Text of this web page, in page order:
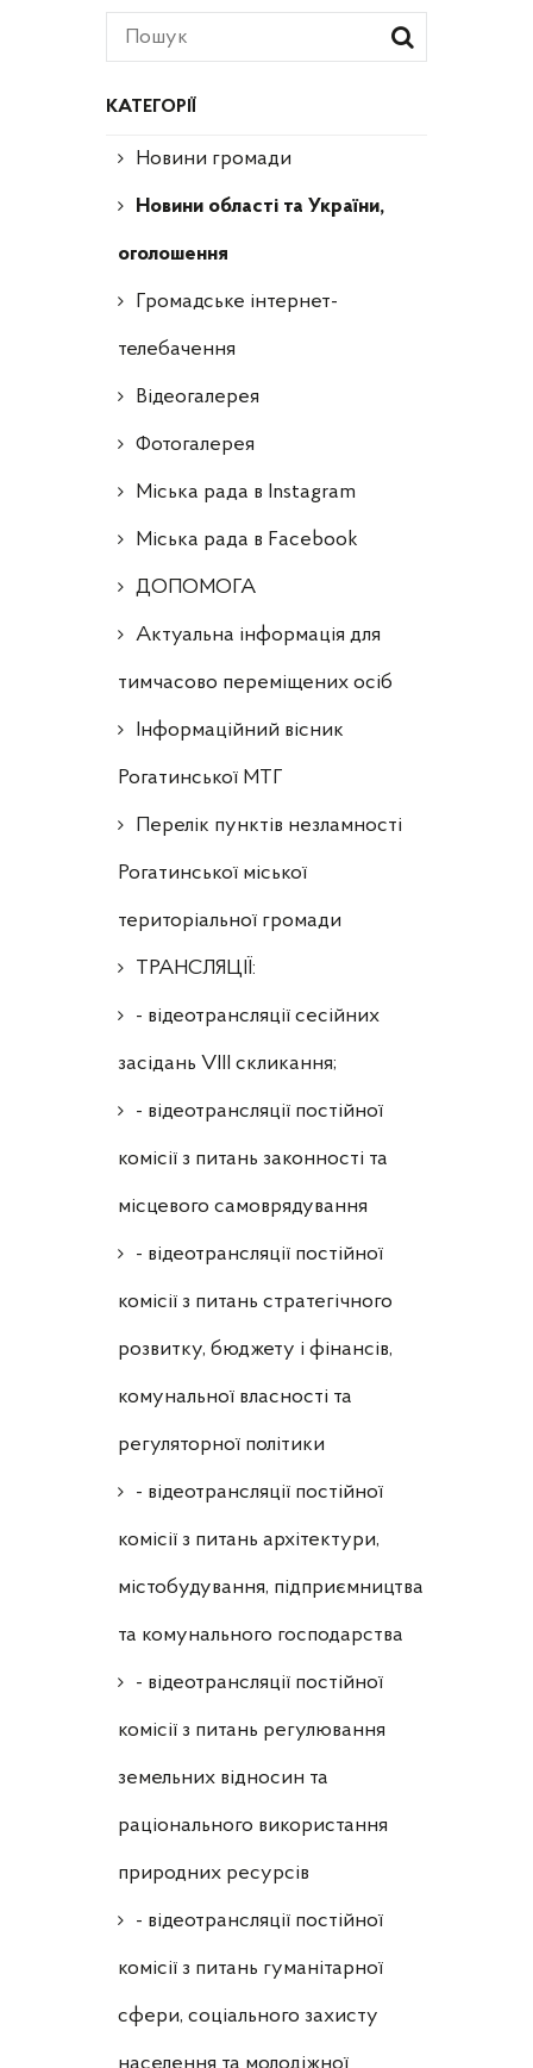
КАТЕГОРІЇ
Новини громади
Новини області та України,
оголошення
Громадське інтернет-
телебачення
Відеогалерея
Фотогалерея
Міська рада в Instagram
Міська рада в Facebook
ДОПОМОГА
Актуальна інформація для
тимчасово переміщених осіб
Інформаційний вісник
Рогатинської МТГ
Перелік пунктів незламності
Рогатинської міської
територіальної громади
ТРАНСЛЯЦІЇ:
- відеотрансляції сесійних
засідань VIII скликання;
- відеотрансляції постійної
комісії з питань законності та
місцевого самоврядування
- відеотрансляції постійної
комісії з питань стратегічного
розвитку, бюджету і фінансів,
комунальної власності та
регуляторної політики
- відеотрансляції постійної
комісії з питань архітектури,
містобудування, підприємництва
та комунального господарства
- відеотрансляції постійної
комісії з питань регулювання
земельних відносин та
раціонального використання
природних ресурсів
- відеотрансляції постійної
комісії з питань гуманітарної
сфери, соціального захисту